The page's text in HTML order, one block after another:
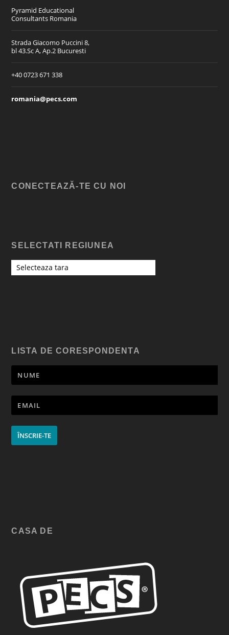
Pyramid Educational
Consultants Romania
Strada Giacomo Puccini 8,
bl 43.Sc A, Ap.2 Bucuresti
+40 0723 671 338
romania@pecs.com
CONECTEAZĂ-TE CU NOI
SELECTATI REGIUNEA
Selecteaza tara
LISTA DE CORESPONDENTA
ÎNSCRIE-TE
CASA DE